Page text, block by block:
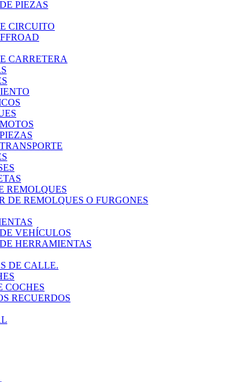
PIEZAS
CIRCUITO
CARRETERA
REMOLQUES
DE REMOLQUES O FURGONES
VEHÍCULOS
HERRAMIENTAS
DE CALLE.
COCHES
RECUERDOS